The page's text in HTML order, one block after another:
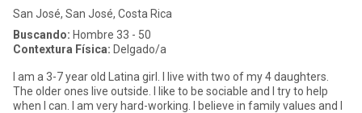
San José, San José, Costa Rica
Buscando: Hombre 33 - 50
Contextura Física: Delgado/a
I am a 3-7 year old Latina girl. I live with two of my 4 daughters.
The older ones live outside. I like to be sociable and I try to help
when I can. I am very hard-working. I believe in family values ​​and I